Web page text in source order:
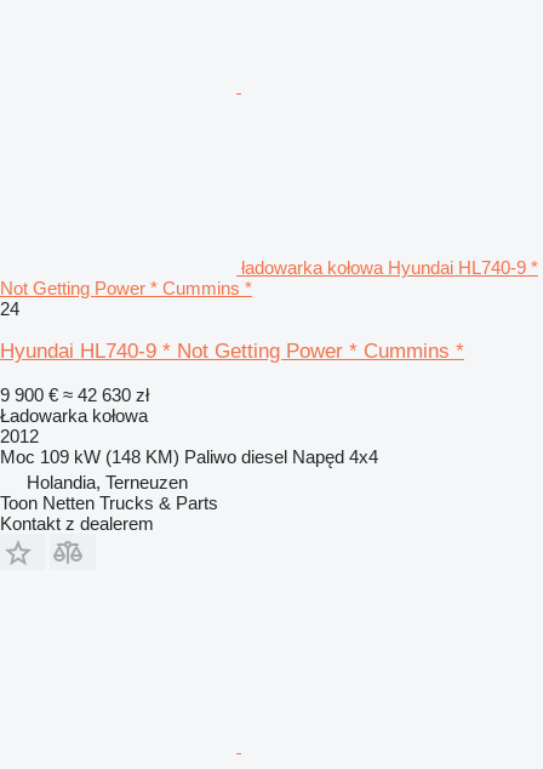
ładowarka kołowa Hyundai HL740-9 *
Not Getting Power * Cummins *
24
Hyundai HL740-9 * Not Getting Power * Cummins *
9 900 € ≈ 42 630 zł
Ładowarka kołowa
2012
Moc 109 kW (148 KM) Paliwo diesel Napęd 4x4
Holandia, Terneuzen
Toon Netten Trucks & Parts
Kontakt z dealerem